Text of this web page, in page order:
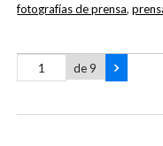
fotografías de prensa,
de 9